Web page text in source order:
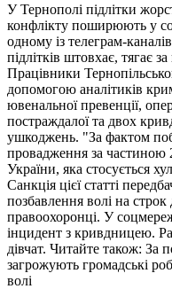
У Тернополі підлітки
конфлікту поширюють у
одному із телеграм-
підлітків штовхає, тягає
Працівники
допомогою аналітиків
ювенальної превенції,
постраждалої та двох
ушкоджень. "За фактом
провадження за частиною
України, яка стосується
Санкція цієї статті
позбавлення волі на
правоохоронці. У
інцидент з кривдницею.
дівчат. Читайте також: За
загрожують громадські
волі